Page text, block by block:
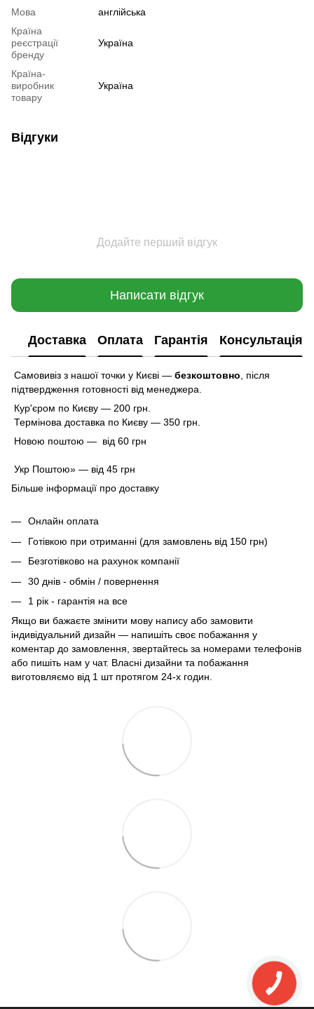
Мова
англійська
Країна
реєстрації
бренду
Україна
Країна-
виробник
товару
Україна
Відгуки
Додайте перший відгук
Написати відгук
Доставка Оплата Гарантія Консультація
Самовивіз з нашої точки у Києві — безкоштовно, після
підтвердження готовності від менеджера.
Кур'єром по Києву — 200 грн.
Термінова доставка по Києву — 350 грн.
Новою поштою — від 60 грн
Укр Поштою» — від 45 грн
Більше інформації про доставку
Онлайн оплата
Готівкою при отриманні (для замовлень від 150 грн)
Безготівково на рахунок компанії
30 днів - обмін / повернення
1 рік - гарантія на все
Якщо ви бажаєте змінити мову напису або замовити
індивідуальний дизайн — напишіть своє побажання у
коментар до замовлення, звертайтесь за номерами телефонів
або пишіть нам у чат. Власні дизайни та побажання
виготовляємо від 1 шт протягом 24-х годин.